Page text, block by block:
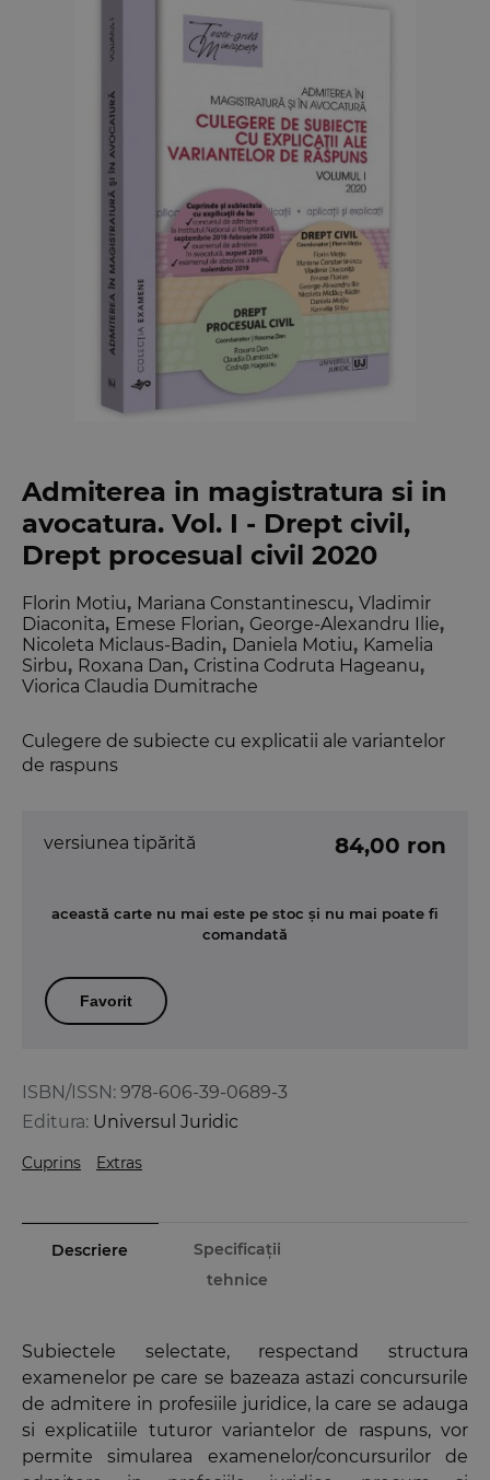
Admiterea in magistratura si in
avocatura. Vol. I - Drept civil,
Drept procesual civil 2020
Culegere de subiecte cu explicatii ale variantelor
de raspuns
Florin Motiu, Mariana Constantinescu, Vladimir
Diaconita, Emese Florian, George-Alexandru Ilie,
Nicoleta Miclaus-Badin, Daniela Motiu, Kamelia
Sirbu, Roxana Dan, Cristina Codruta Hageanu,
Viorica Claudia Dumitrache
ISBN/ISSN: 978-606-39-0689-3
Editura: Universul Juridic
Cuprins Extras
versiunea tipărită 84,00 ron
această carte nu mai este pe stoc și nu mai poate fi
comandată
Favorit
Descriere
Specificații
tehnice
Subiectele selectate, respectand structura
examenelor pe care se bazeaza astazi concursurile
de admitere in profesiile juridice, la care se adauga
si explicatiile tuturor variantelor de raspuns, vor
permite simularea examenelor/concursurilor de